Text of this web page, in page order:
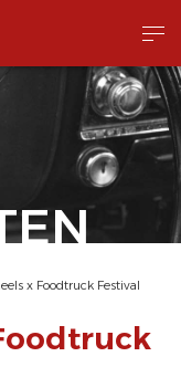
x Foodtruck Festival